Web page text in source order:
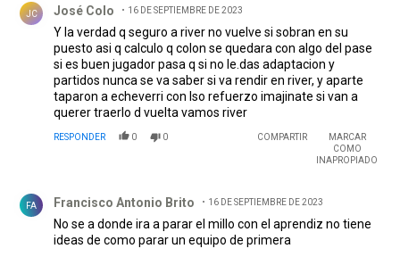
JC José Colo 16 DE SEPTIEMBRE DE 2023
Y la verdad q seguro a river no vuelve si sobran en su
puesto asi q calculo q colon se quedara con algo del pase
si es buen jugador pasa q si no le.das adaptacion y
partidos nunca se va saber si va rendir en river, y aparte
taparon a echeverri con lso refuerzo imajinate si van a
querer traerlo d vuelta vamos river
RESPONDER 0 0 COMPARTIR
MARCAR
COMO
INAPROPIADO
FA Francisco Antonio Brito 16 DE SEPTIEMBRE DE 2023
No se a donde ira a parar el millo con el aprendiz no tiene
ideas de como parar un equipo de primera